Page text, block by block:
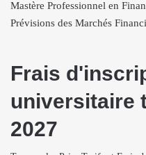
Mastère Professionnel en
Prévisions des Marchés
Frais
universitaire
2027